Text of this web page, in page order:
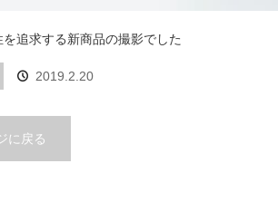
追求する新商品の撮影でした
2019.2.20
に戻る